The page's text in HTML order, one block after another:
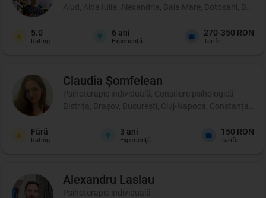
Aiud, Alba Iulia, Alexandria, Baia Mare, Botoșani,
5.0
Rating
6 ani
Experienţă
270-350 RON
Tarife
Claudia Șomfelean
Psihoterapie individuală, Consiliere psihologică
Bistrița, Brașov, București, Cluj-Napoca, Constanța,
Fără
Rating
3 ani
Experienţă
150 RON
Tarife
Alexandru Laslau
Psihoterapie individuală